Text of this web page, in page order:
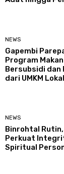
NEWS
Gapembi
Program
Bersubsidi dan
dari UMKM Lokal
NEWS
Binrohtal
Perkuat
Spiritual